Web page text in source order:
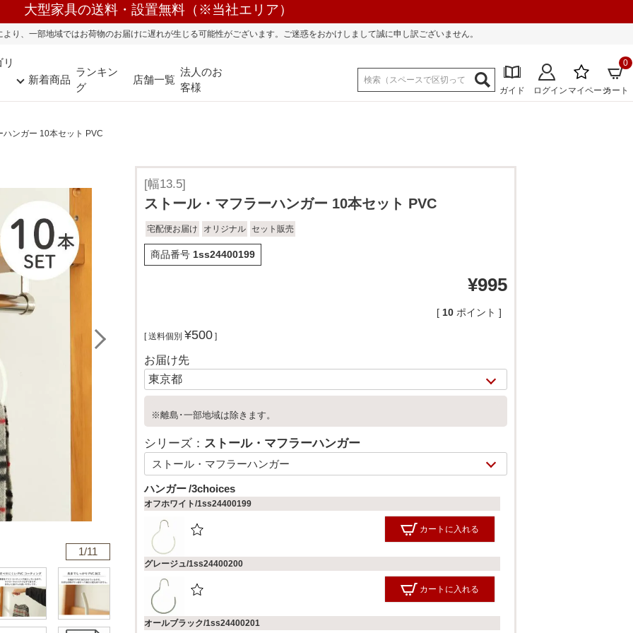
大型家具の送料・設置無料（※当社エリア）
届けに遅れが生じる可能性がございます。ご迷惑をおかけしまして誠に申し訳ございません。
新着商品
ランキン
グ
店舗一覧
法人のお
客様
ガイド ログイン マイページカート
0
ハンガー 10本セット PVC
1/11
[幅13.5]
ストール・マフラーハンガー 10本セット PVC
宅配便お届け オリジナル セット販売
商品番号 1ss24400199
¥995
[ 10 ポイント ]
送料個別 ¥500
お届け先
※離島･一部地域は除きます。
シリーズ： ストール・マフラーハンガー
ハンガー 3choices
オフホワイト/1ss24400199
カートに入れる
グレージュ/1ss24400200
カートに入れる
オールブラック/1ss24400201